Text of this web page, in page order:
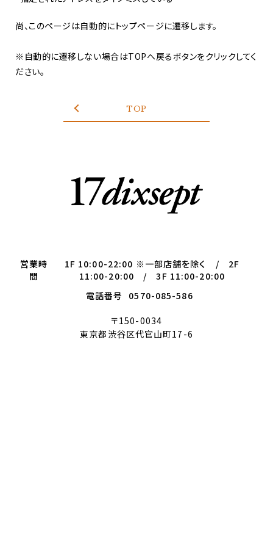
尚、このページは自動的にトップページに遷移します。
※自動的に遷移しない場合はTOPへ戻るボタンをクリックしてく
ださい。
TOP
営業時
間
1F 10:00-22:00 ※一部店舗を除く / 2F
11:00-20:00 / 3F 11:00-20:00
電話番号
0570-085-586
〒150-0034
東京都渋谷区代官山町17-6